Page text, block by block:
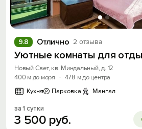
Отлично 2 отзыва
9.8
Уютные комнаты для
Новый Свет, кв. Миндальный, д. 12
400 м до моря
· 478 м до центра
Кухня
Парковка Мангал
за 1 сутки
3 500 руб.